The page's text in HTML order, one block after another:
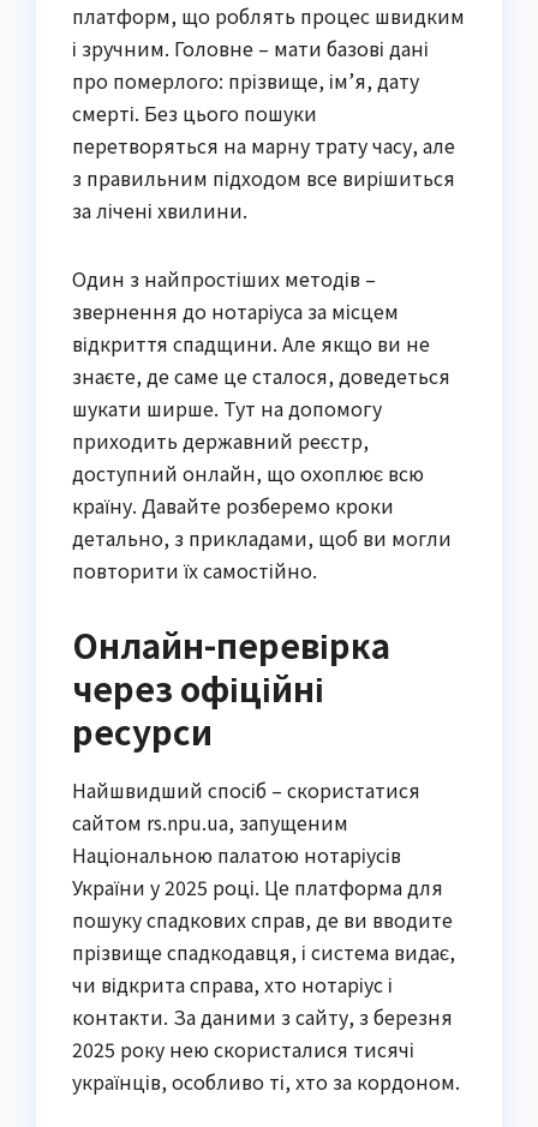
платформ, що роблять процес швидким
і зручним. Головне – мати базові дані
про померлого: прізвище, ім’я, дату
смерті. Без цього пошуки
перетворяться на марну трату часу, але
з правильним підходом все вирішиться
за лічені хвилини.
Один з найпростіших методів –
звернення до нотаріуса за місцем
відкриття спадщини. Але якщо ви не
знаєте, де саме це сталося, доведеться
шукати ширше. Тут на допомогу
приходить державний реєстр,
доступний онлайн, що охоплює всю
країну. Давайте розберемо кроки
детально, з прикладами, щоб ви могли
повторити їх самостійно.
Онлайн-перевірка
через офіційні
ресурси
Найшвидший спосіб – скористатися
сайтом rs.npu.ua, запущеним
Національною палатою нотаріусів
України у 2025 році. Це платформа для
пошуку спадкових справ, де ви вводите
прізвище спадкодавця, і система видає,
чи відкрита справа, хто нотаріус і
контакти. За даними з сайту, з березня
2025 року нею скористалися тисячі
українців, особливо ті, хто за кордоном.